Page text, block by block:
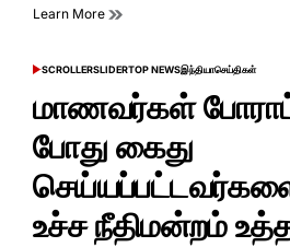
Learn More
POSTED
SCROLLERSLIDERTOP NEWSஇந்தியாசெய்திகள்
மாணவர்கள்
போது கைது
உச்ச நீதிமன்றம்